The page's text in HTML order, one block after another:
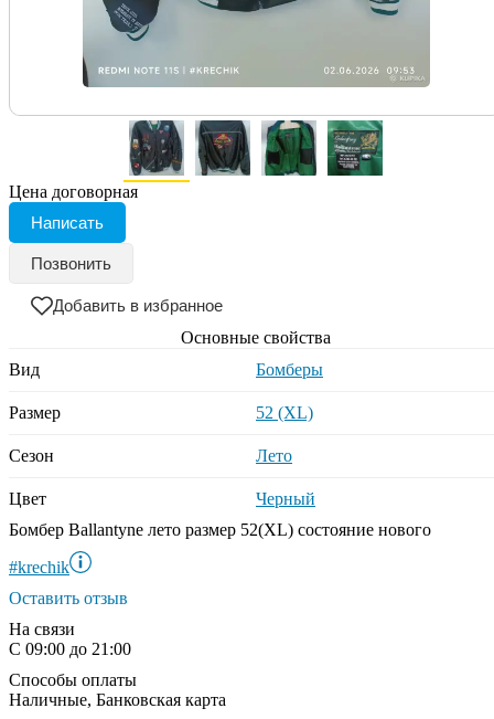
Цена договорная
Написать
Позвонить
Добавить в избранное
Основные свойства
Вид
Бомберы
Размер 52 (XL)
Сезон Лето
Цвет
Черный
Бомбер Ballantyne лето размер 52(XL) состояние нового
#krechik
Оставить отзыв
На связи
С 09:00 до 21:00
Способы оплаты
Наличные, Банковская карта